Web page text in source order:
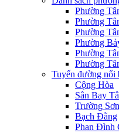
Phường
Phường
Phường
Phường
Phường
Phường
Tuyến đường nổi
Cộng Hòa
Sân Bay
Trường Sơn
Bạch Đằng
Phan Đình